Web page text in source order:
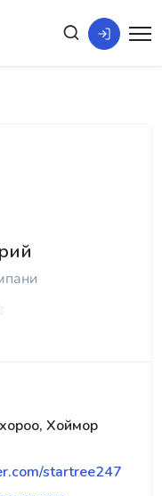
хороо, Хоймор
startree247